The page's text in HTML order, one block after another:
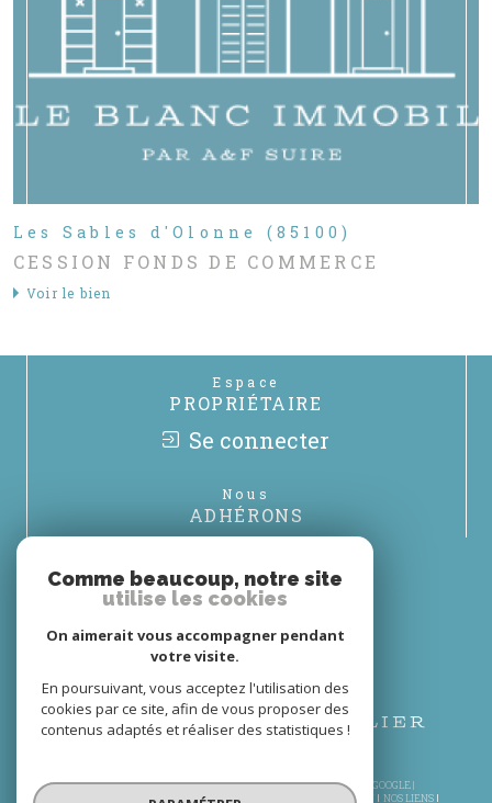
Les Sables d'Olonne (85100)
CESSION FONDS DE COMMERCE
Voir le bien
Espace
PROPRIÉTAIRE
Se connecter
Nous
ADHÉRONS
© 2026 | TOUS DROITS RÉSERVÉS | TRADUCTION POWERED BY GOOGLE |
MENTIONS LÉGALES ADMIN NOS LIENS
Comme beaucoup, notre site
utilise les cookies
On aimerait vous accompagner pendant
votre visite.
En poursuivant, vous acceptez l'utilisation des
cookies par ce site, afin de vous proposer des
contenus adaptés et réaliser des statistiques !